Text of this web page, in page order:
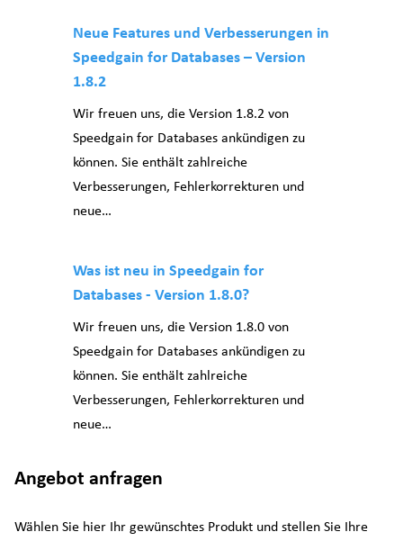
Neue Features und Verbesserungen in
Speedgain for Databases – Version
1.8.2
Wir freuen uns, die Version 1.8.2 von
Speedgain for Databases ankündigen zu
können. Sie enthält zahlreiche
Verbesserungen, Fehlerkorrekturen und
neue…
Was ist neu in Speedgain for
Databases - Version 1.8.0?
Wir freuen uns, die Version 1.8.0 von
Speedgain for Databases ankündigen zu
können. Sie enthält zahlreiche
Verbesserungen, Fehlerkorrekturen und
neue…
Angebot anfragen
Wählen Sie hier Ihr gewünschtes Produkt und stellen Sie Ihre